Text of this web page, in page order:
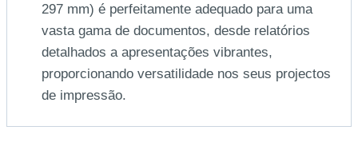
297 mm) é perfeitamente adequado para uma
vasta gama de documentos, desde relatórios
detalhados a apresentações vibrantes,
proporcionando versatilidade nos seus projectos
de impressão.